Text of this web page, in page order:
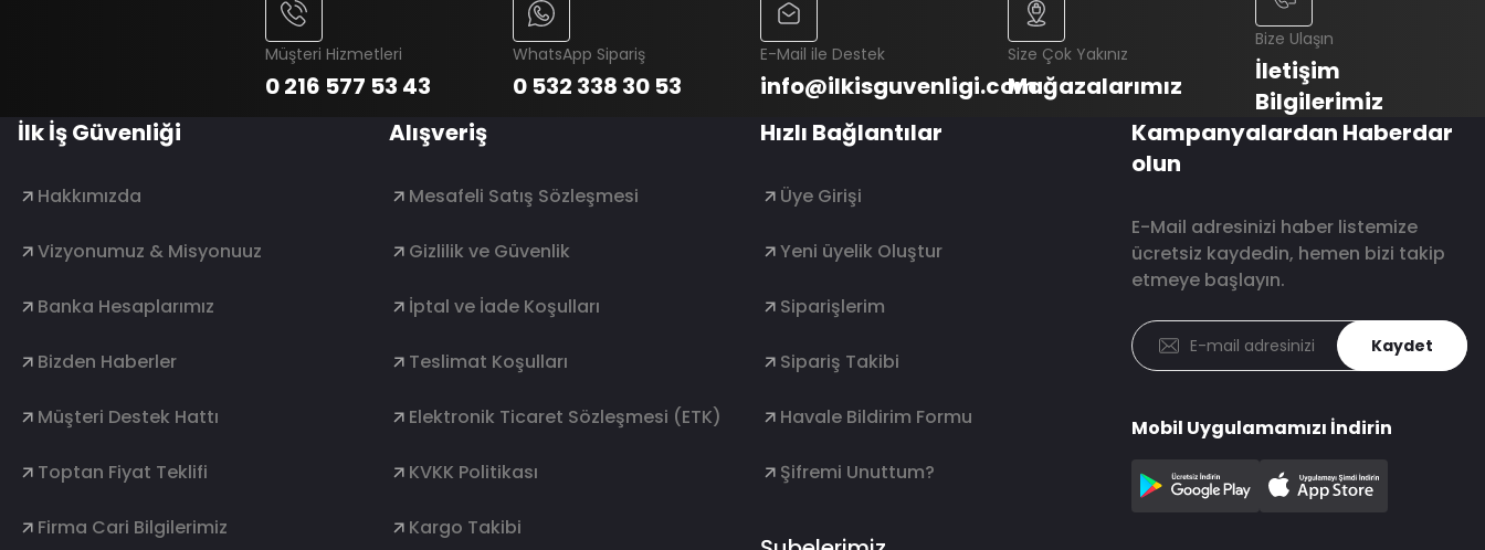
Müşteri Hizmetleri
0 216 577 53 43
WhatsApp Sipariş
0 532 338 30 53
E-Mail ile Destek
info@ilkisguvenligi.com
Size Çok Yakınız
Mağazalarımız
Bize Ulaşın
İletişim
Bilgilerimiz
İlk İş Güvenliği
Hakkımızda
Vizyonumuz & Misyonuuz
Banka Hesaplarımız
Bizden Haberler
Müşteri Destek Hattı
Toptan Fiyat Teklifi
Firma Cari Bilgilerimiz
Alışveriş
Mesafeli Satış Sözleşmesi
Gizlilik ve Güvenlik
İptal ve İade Koşulları
Teslimat Koşulları
Elektronik Ticaret Sözleşmesi (ETK)
KVKK Politikası
Kargo Takibi
Hızlı Bağlantılar
Üye Girişi
Yeni üyelik Oluştur
Siparişlerim
Sipariş Takibi
Havale Bildirim Formu
Şifremi Unuttum?
Kampanyalardan Haberdar
olun
E-Mail adresinizi haber listemize
ücretsiz kaydedin, hemen bizi takip
etmeye başlayın.
Kaydet
Mobil Uygulamamızı İndirin